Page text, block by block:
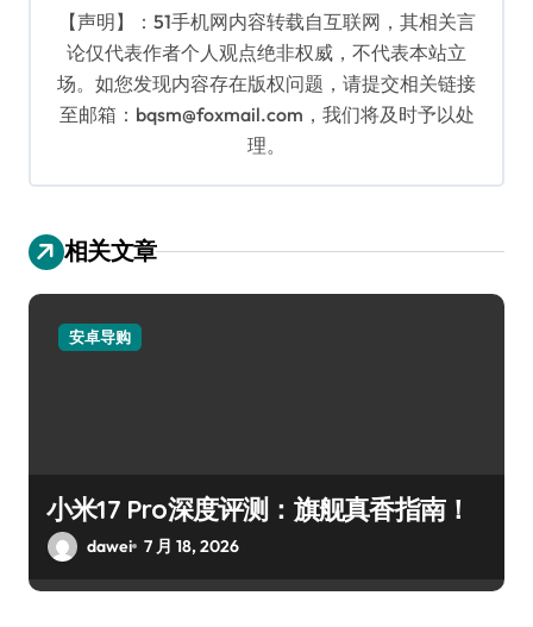
【声明】：51手机网内容转载自互联网，其相关言
论仅代表作者个人观点绝非权威，不代表本站立
场。如您发现内容存在版权问题，请提交相关链接
至邮箱：bqsm@foxmail.com，我们将及时予以处
理。
相关文章
安卓导购
小米17 Pro深度评测：旗舰真香指南！
dawei 7 月 18, 2026